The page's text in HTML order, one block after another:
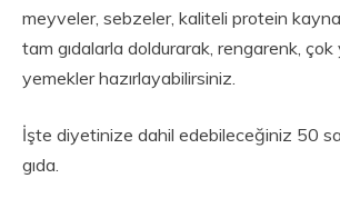
meyveler, sebzeler, kaliteli protein
tam gıdalarla doldurarak, rengarenk, çok
yemekler hazırlayabilirsiniz.
İşte diyetinize dahil edebileceğiniz 50
gıda.